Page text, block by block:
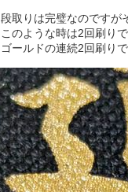
段取りは完璧なのですが
このような時は2回刷り
ゴールドの連続2回刷り